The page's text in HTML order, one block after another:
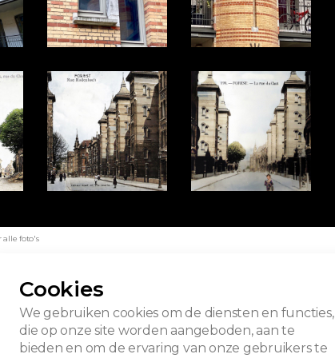
alle foto's
Cookies
We gebruiken cookies om de diensten en functies,
die op onze site worden aangeboden, aan te
bieden en om de ervaring van onze gebruikers te